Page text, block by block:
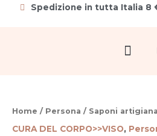
Spedizione in tutta Italia 8
Home / Persona / Saponi
CURA DEL CORPO>>VISO,